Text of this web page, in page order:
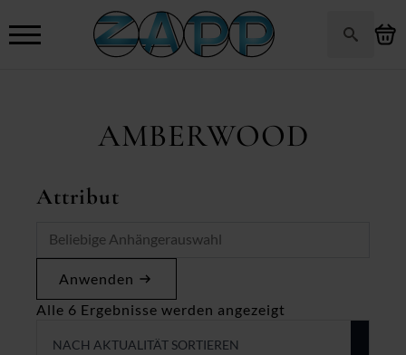
AMBERWOOD
Attribut
Anwenden
Alle 6 Ergebnisse werden angezeigt